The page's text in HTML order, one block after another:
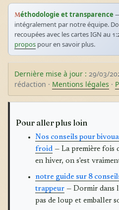
Méthodologie et transparence
intégralement par notre équipe.
recoupées avec les cartes IGN au
propos pour en savoir plus.
Dernière mise à jour : 29/03/
rédaction · Mentions légales ·
Pour aller plus loin
Nos conseils pour
froid — La première fois
en hiver, on s'est
notre guide sur 8
trappeur — Dormir dans
pas de loup et emballer